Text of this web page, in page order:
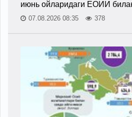
июнь ойларидаги ЕОИИ
07.08.2026 08:35 378